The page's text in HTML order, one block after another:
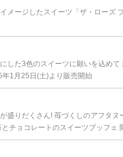
メージしたスイーツ「ザ・ローズ
した3色のスイーツに願いを込めて
年1月25日(土)より販売開始
盛りだくさん! 苺づくしのアフタヌ
チョコレートのスイーツブッフェ